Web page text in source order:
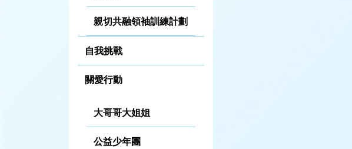
親切共融領袖訓練計劃
自我挑戰
關愛行動
大哥哥大姐姐
公益少年團